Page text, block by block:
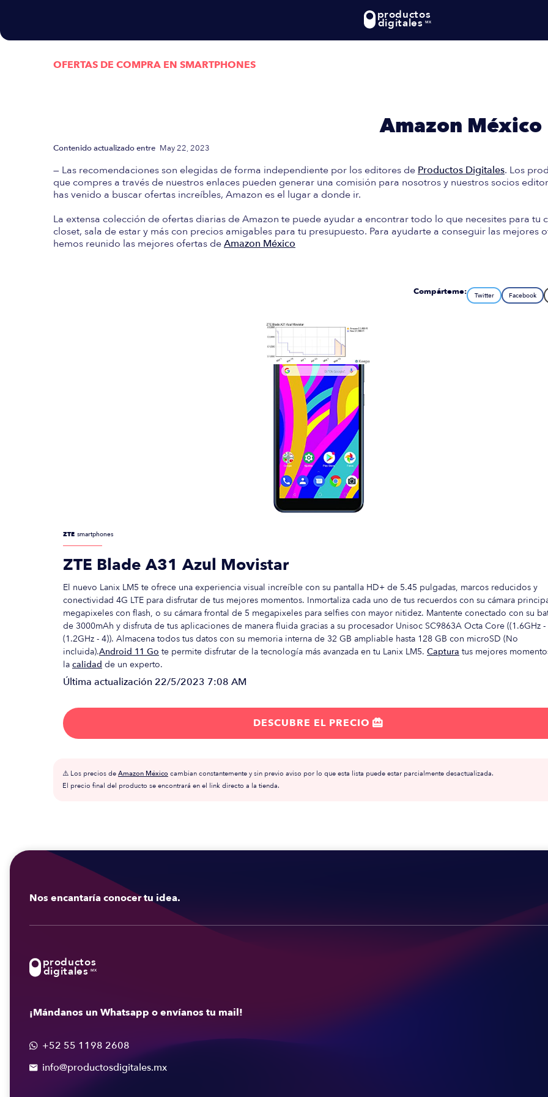
productos
digitales MX
OFERTAS DE COMPRA EN SMARTPHONES
las mejores Ofertas de Compra enAmazon México
Contenido actualizado entre May 22, 2023
— Las recomendaciones son elegidas de forma independiente por los editores de Productos Digitales. Los
que compres a través de nuestros enlaces pueden generar una comisión para nosotros y nuestros socios
has venido a buscar ofertas increíbles, Amazon es el lugar a donde ir.
La extensa colección de ofertas diarias de Amazon te puede ayudar a encontrar todo lo que necesites para tu
closet, sala de estar y más con precios amigables para tu presupuesto. Para ayudarte a conseguir las mejores
hemos reunido las mejores ofertas deAmazon México
Compárteme: Twitter Facebook
ZTE smartphones
ZTE Blade A31 Azul Movistar
El nuevo Lanix LM5 te ofrece una experiencia visual increíble con su pantalla HD+ de 5.45 pulgadas, marcos reducidos y
conectividad 4G LTE para disfrutar de tus mejores momentos. Inmortaliza cada uno de tus recuerdos con su cámara
megapixeles con flash, o su cámara frontal de 5 megapixeles para selfies con mayor nitidez. Mantente conectado con su
de 3000mAh y disfruta de tus aplicaciones de manera fluida gracias a su procesador Unisoc SC9863A Octa Core ((1.6GHz -
(1.2GHz - 4)). Almacena todos tus datos con su memoria interna de 32 GB ampliable hasta 128 GB con microSD (No
incluida).Android 11 Go te permite disfrutar de la tecnología más avanzada en tu Lanix LM5. Captura tus mejores
la calidad de un experto.
Última actualización 22/5/2023 7:08 AM
DESCUBRE EL PRECIO 
⚠️ Los precios de Amazon México cambian constantemente y sin previo aviso por lo que esta lista puede estar parcialmente desactualizada.
El precio final del producto se encontrará en el link directo a la tienda.
Nos encantaría conocer tu idea.
productos
digitales MX
¡Mándanos un Whatsapp o envíanos tu mail!
 +52 55 1198 2608
 info@productosdigitales.mx